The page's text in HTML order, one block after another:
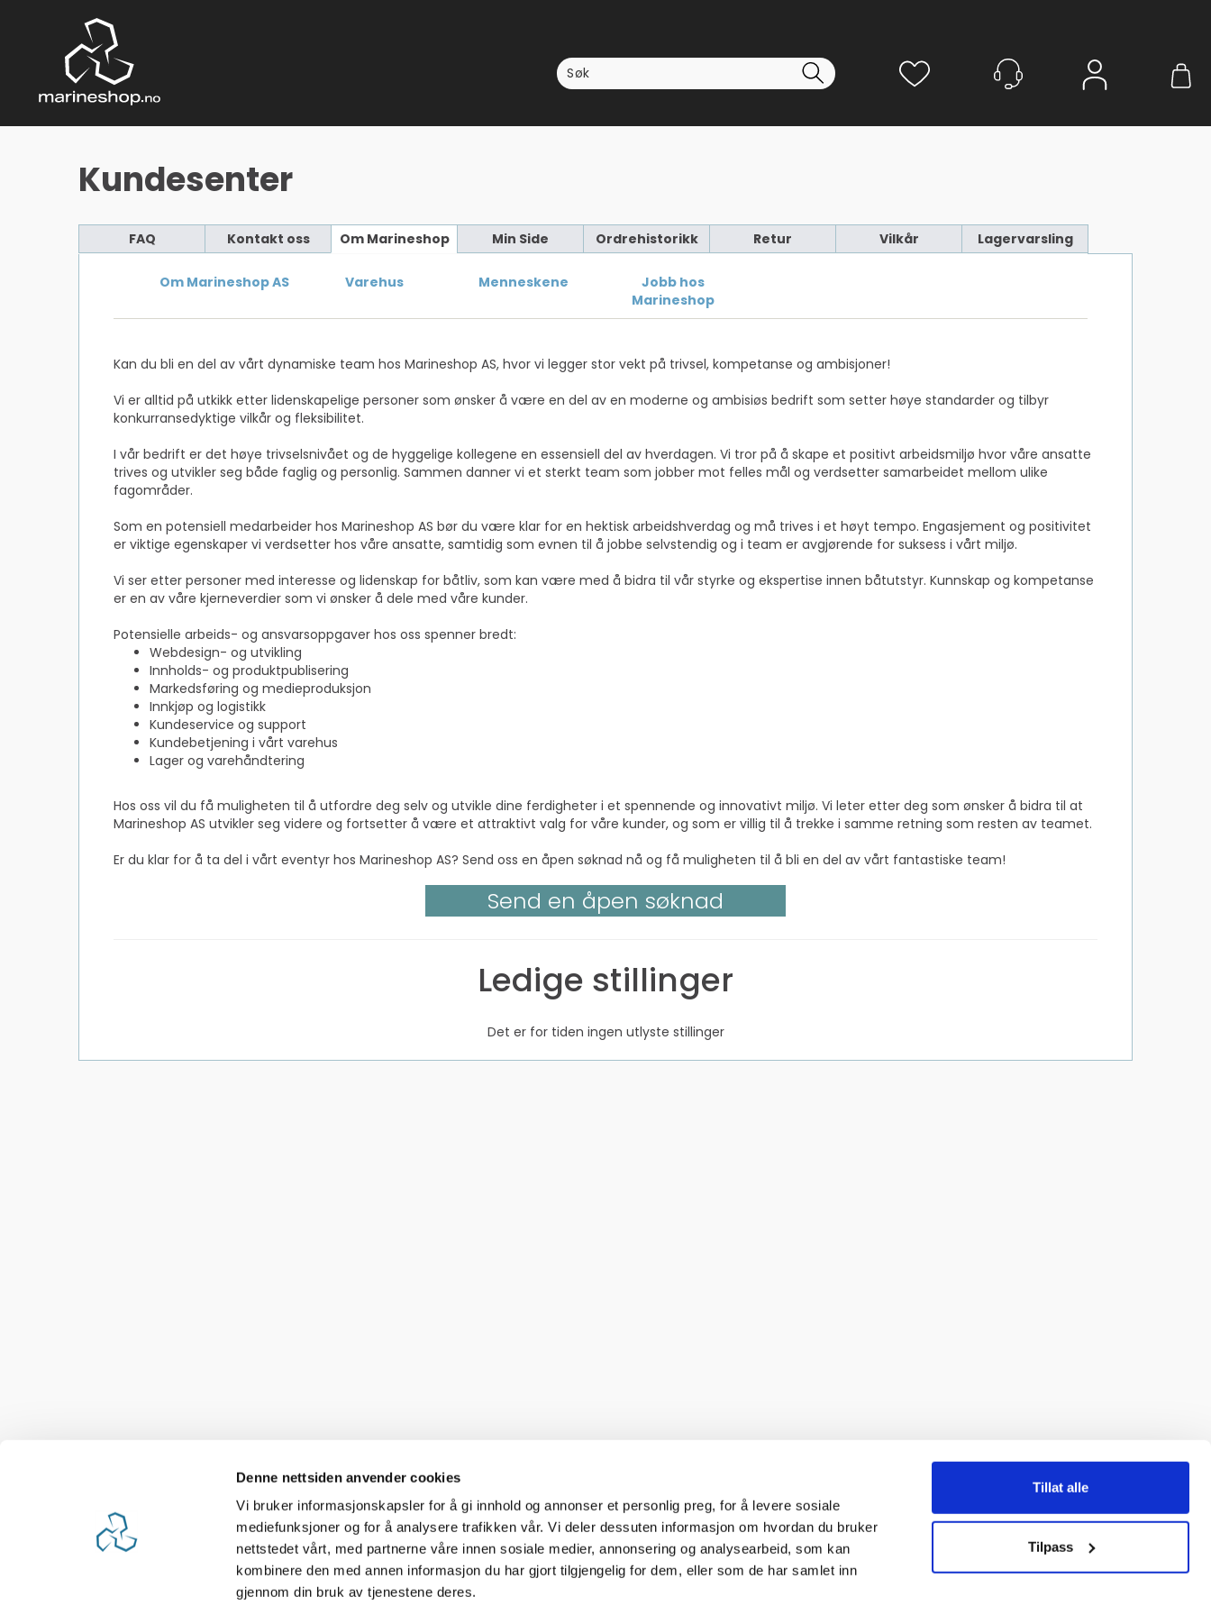
Denne nettsiden anvender cookies
Vi bruker informasjonskapsler for å gi innhold og annonser et personlig preg, for å levere sosiale
mediefunksjoner og for å analysere trafikken vår. Vi deler dessuten informasjon om hvordan du bruker
nettstedet vårt, med partnerne våre innen sosiale medier, annonsering og analysearbeid, som kan
kombinere den med annen informasjon du har gjort tilgjengelig for dem, eller som de har samlet inn
gjennom din bruk av tjenestene deres.
Tillat alle
Tilpass
Kundesenter
FAQ Kontakt oss Om Marineshop Min Side Ordrehistorikk Retur Vilkår Lagervarsling
Om Marineshop AS Varehus Menneskene
Jobb hos
Marineshop
Kan du bli en del av vårt dynamiske team hos Marineshop AS, hvor vi legger stor vekt på trivsel, kompetanse og ambisjoner!
Vi er alltid på utkikk etter lidenskapelige personer som ønsker å være en del av en moderne og ambisiøs bedrift som setter høye standarder og tilbyr
konkurransedyktige vilkår og fleksibilitet.
I vår bedrift er det høye trivselsnivået og de hyggelige kollegene en essensiell del av hverdagen. Vi tror på å skape et positivt arbeidsmiljø hvor våre ansatte
trives og utvikler seg både faglig og personlig. Sammen danner vi et sterkt team som jobber mot felles mål og verdsetter samarbeidet mellom ulike
fagområder.
Som en potensiell medarbeider hos Marineshop AS bør du være klar for en hektisk arbeidshverdag og må trives i et høyt tempo. Engasjement og positivitet
er viktige egenskaper vi verdsetter hos våre ansatte, samtidig som evnen til å jobbe selvstendig og i team er avgjørende for suksess i vårt miljø.
Vi ser etter personer med interesse og lidenskap for båtliv, som kan være med å bidra til vår styrke og ekspertise innen båtutstyr. Kunnskap og kompetanse
er en av våre kjerneverdier som vi ønsker å dele med våre kunder.
Potensielle arbeids- og ansvarsoppgaver hos oss spenner bredt:
Webdesign- og utvikling
Innholds- og produktpublisering
Markedsføring og medieproduksjon
Innkjøp og logistikk
Kundeservice og support
Kundebetjening i vårt varehus
Lager og varehåndtering
Hos oss vil du få muligheten til å utfordre deg selv og utvikle dine ferdigheter i et spennende og innovativt miljø. Vi leter etter deg som ønsker å bidra til at
Marineshop AS utvikler seg videre og fortsetter å være et attraktivt valg for våre kunder, og som er villig til å trekke i samme retning som resten av teamet.
Er du klar for å ta del i vårt eventyr hos Marineshop AS? Send oss en åpen søknad nå og få muligheten til å bli en del av vårt fantastiske team!
Send en åpen søknad
Ledige stillinger
Det er for tiden ingen utlyste stillinger